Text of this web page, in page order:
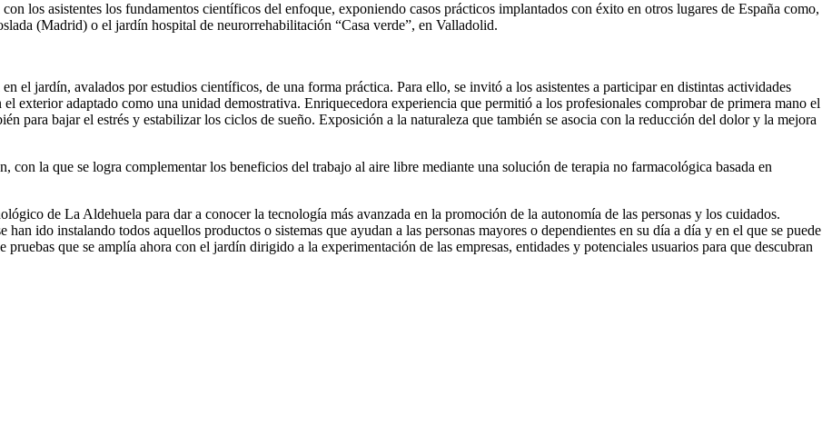
los asistentes los fundamentos científicos del enfoque, exponiendo casos prácticos implantados con éxito en otros lugares de España como,
(Madrid) o el jardín hospital de neurorrehabilitación “Casa verde”, en Valladolid.
el jardín, avalados por estudios científicos, de una forma práctica. Para ello, se invitó a los asistentes a participar en distintas actividades
exterior adaptado como una unidad demostrativa. Enriquecedora experiencia que permitió a los profesionales comprobar de primera mano el
para bajar el estrés y estabilizar los ciclos de sueño. Exposición a la naturaleza que también se asocia con la reducción del dolor y la mejora
la que se logra complementar los beneficios del trabajo al aire libre mediante una solución de terapia no farmacológica basada en
de La Aldehuela para dar a conocer la tecnología más avanzada en la promoción de la autonomía de las personas y los cuidados.
ido instalando todos aquellos productos o sistemas que ayudan a las personas mayores o dependientes en su día a día y en el que se puede
que se amplía ahora con el jardín dirigido a la experimentación de las empresas, entidades y potenciales usuarios para que descubran